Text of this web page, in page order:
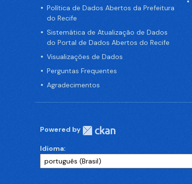
Política de Dados Abertos da Prefeitura
do Recife
Sistemática de Atualização de Dados
do Portal de Dados Abertos do Recife
Visualizações de Dados
Perguntas Frequentes
Agradecimentos
Powered by
Idioma